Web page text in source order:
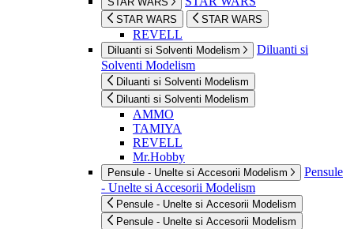
STAR WARS STAR WARS
REVELL
Diluanti si Solventi Modelism
Diluanti si
Solventi Modelism
Diluanti si Solventi Modelism
Diluanti si Solventi Modelism
AMMO
TAMIYA
REVELL
Mr.Hobby
Pensule - Unelte si Accesorii Modelism
Pensule
- Unelte si Accesorii Modelism
Pensule - Unelte si Accesorii Modelism
Pensule - Unelte si Accesorii Modelism